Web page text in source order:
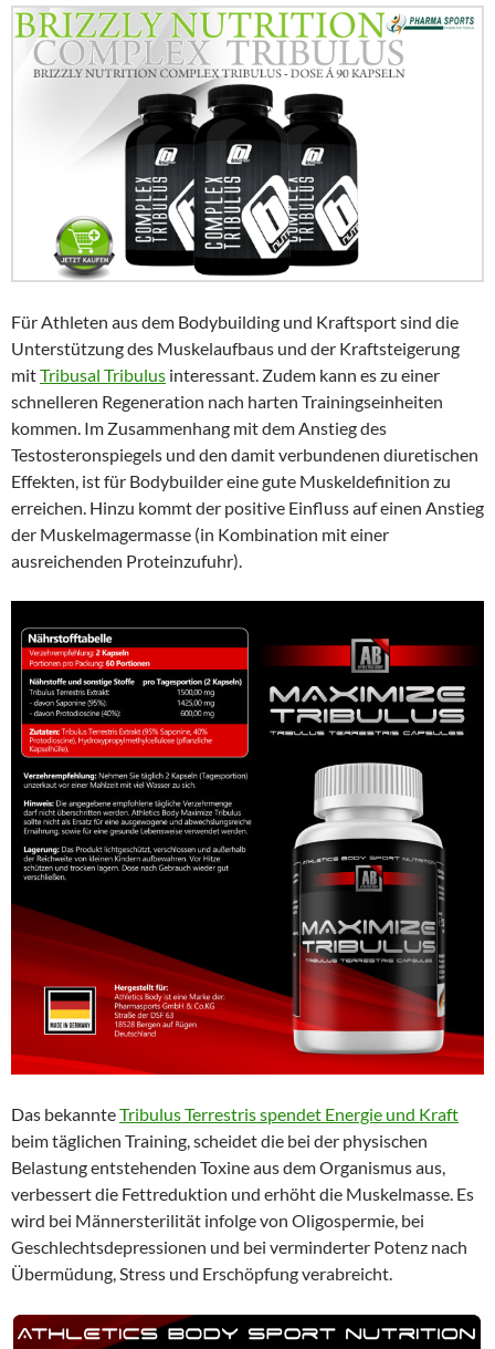
Für Athleten aus dem Bodybuilding und Kraftsport sind die
Unterstützung des Muskelaufbaus und der Kraftsteigerung
mitTribusal Tribulus interessant. Zudem kann es zu einer
schnelleren Regeneration nach harten Trainingseinheiten
kommen. Im Zusammenhang mit dem Anstieg des
Testosteronspiegels und den damit verbundenen diuretischen
Effekten, ist für Bodybuilder eine gute Muskeldefinition zu
erreichen. Hinzu kommt der positive Einfluss auf einen Anstieg
der Muskelmagermasse (in Kombination mit einer
ausreichenden Proteinzufuhr).
Das bekannteTribulus Terrestris spendet Energie und Kraft
beim täglichen Training, scheidet die bei der physischen
Belastung entstehenden Toxine aus dem Organismus aus,
verbessert die Fettreduktion und erhöht die Muskelmasse. Es
wird bei Männersterilität infolge von Oligospermie, bei
Geschlechtsdepressionen und bei verminderter Potenz nach
Übermüdung, Stress und Erschöpfung verabreicht.